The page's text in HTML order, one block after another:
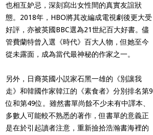
也相互妒忌，深刻寫出女性間的真實友誼狀
態。2018年，HBO將其改編成電視劇後更大受
好評，亦被英國BBC選為21世紀百大好書。儘
管費蘭特曾入選《時代》百大人物，但她至今
從未露面，成為當代最神秘的作家之一。
另外，日裔英國小説家石黑一雄的《別讓我
走》和韓國作家韓江的《素食者》分別排名第9
位和第49位。雖然書單尚餘不少未有中譯本、
多數人可能較不熟悉的著作，但書單的意義正
是在於引起讀者注意，重新撿拾浩瀚書海裡的